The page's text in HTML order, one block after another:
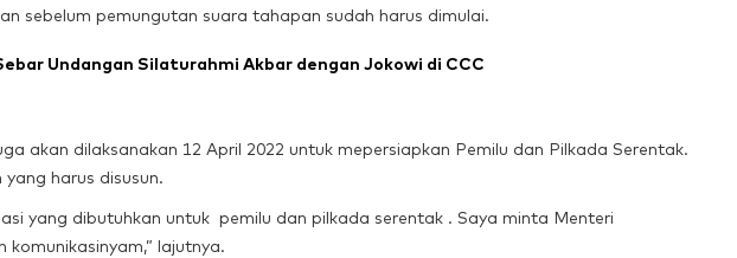
sebelum pemungutan suara tahapan sudah harus dimulai.
Undangan Silaturahmi Akbar dengan Jokowi di CCC
akan dilaksanakan 12 April 2022 untuk mepersiapkan Pemilu dan Pilkada Serentak.
harus disusun.
yang dibutuhkan untuk pemilu dan pilkada serentak . Saya minta Menteri
lajutnya.